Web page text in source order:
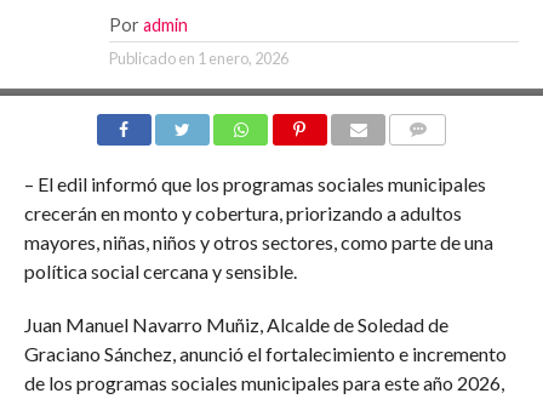
Por admin
Publicado en 1 enero, 2026
– El edil informó que los programas sociales municipales
crecerán en monto y cobertura, priorizando a adultos
mayores, niñas, niños y otros sectores, como parte de una
política social cercana y sensible.
Juan Manuel Navarro Muñiz, Alcalde de Soledad de
Graciano Sánchez, anunció el fortalecimiento e incremento
de los programas sociales municipales para este año 2026,